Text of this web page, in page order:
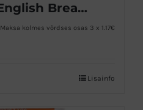
Herr Peterseni English Breakfast must tee
Maksa kolmes võrdses osas 3 x 1.17€
Lisainfo